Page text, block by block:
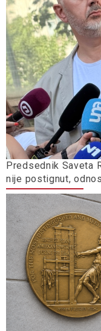
Predsednik Saveta
nije postignut,